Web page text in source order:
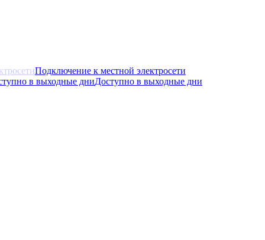
Подключение к местной электросети
Доступно в выходные дни